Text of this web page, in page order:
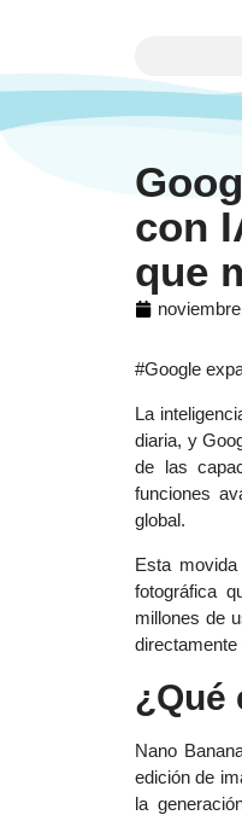
con
que
#Google
La
diaria, y
de las
funciones
global.
Esta
fotográfica
millones de
directamente
¿Qué
Nano
edición de
la